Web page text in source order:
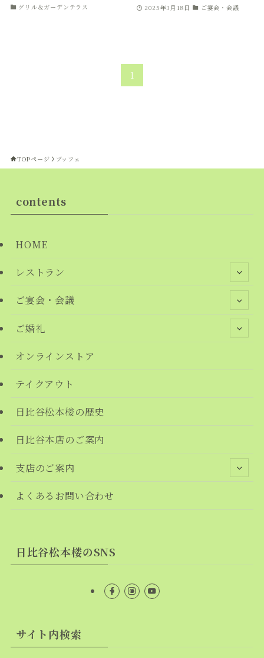
グリル＆ガーデンテラス
2025年3月18日 ご宴会・会議
1
TOPページ ブッフェ
contents
HOME
レストラン
ご宴会・会議
ご婚礼
オンラインストア
テイクアウト
日比谷松本楼の歴史
日比谷本店のご案内
支店のご案内
よくあるお問い合わせ
日比谷松本楼のSNS
サイト内検索